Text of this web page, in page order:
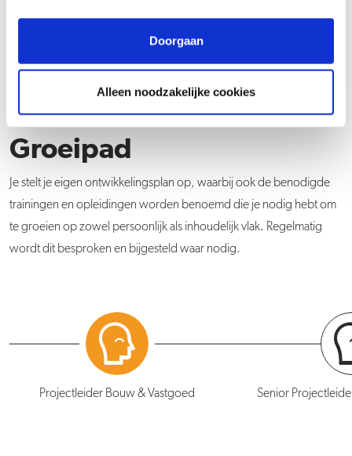
Doorgaan
Alleen noodzakelijke cookies
Groeipad
Je stelt je eigen ontwikkelingsplan op, waarbij ook de benodigde
trainingen en opleidingen worden benoemd die je nodig hebt om
te groeien op zowel persoonlijk als inhoudelijk vlak. Regelmatig
wordt dit besproken en bijgesteld waar nodig.
Projectleider Bouw & Vastgoed Senior